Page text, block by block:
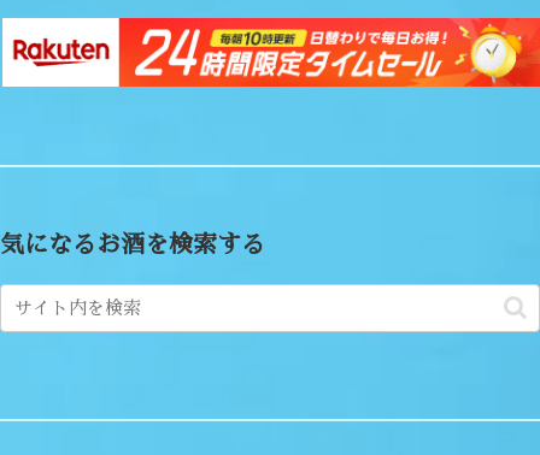
気になるお酒を検索する